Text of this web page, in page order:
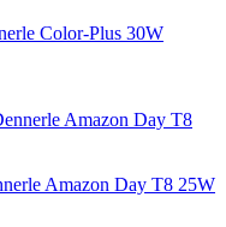
Color-Plus 30W
Amazon Day Т8 25W